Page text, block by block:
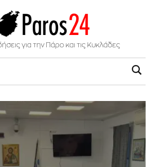
για την Πάρο και τις Κυκλάδες